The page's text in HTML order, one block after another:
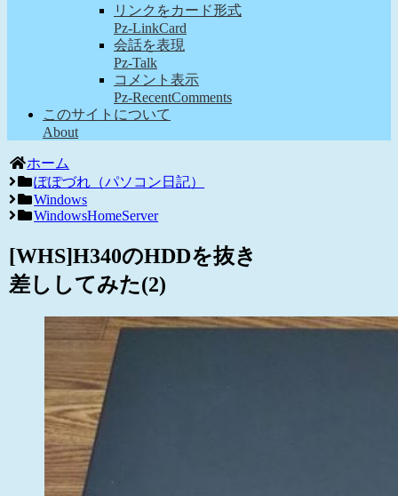
リンクをカード形式
Pz-LinkCard
会話を表現
Pz-Talk
コメント表示
Pz-RecentComments
このサイトについて
About
ホーム
ぽぽづれ（パソコン日記）
Windows
WindowsHomeServer
[WHS]H340のHDDを抜き
差ししてみた(2)